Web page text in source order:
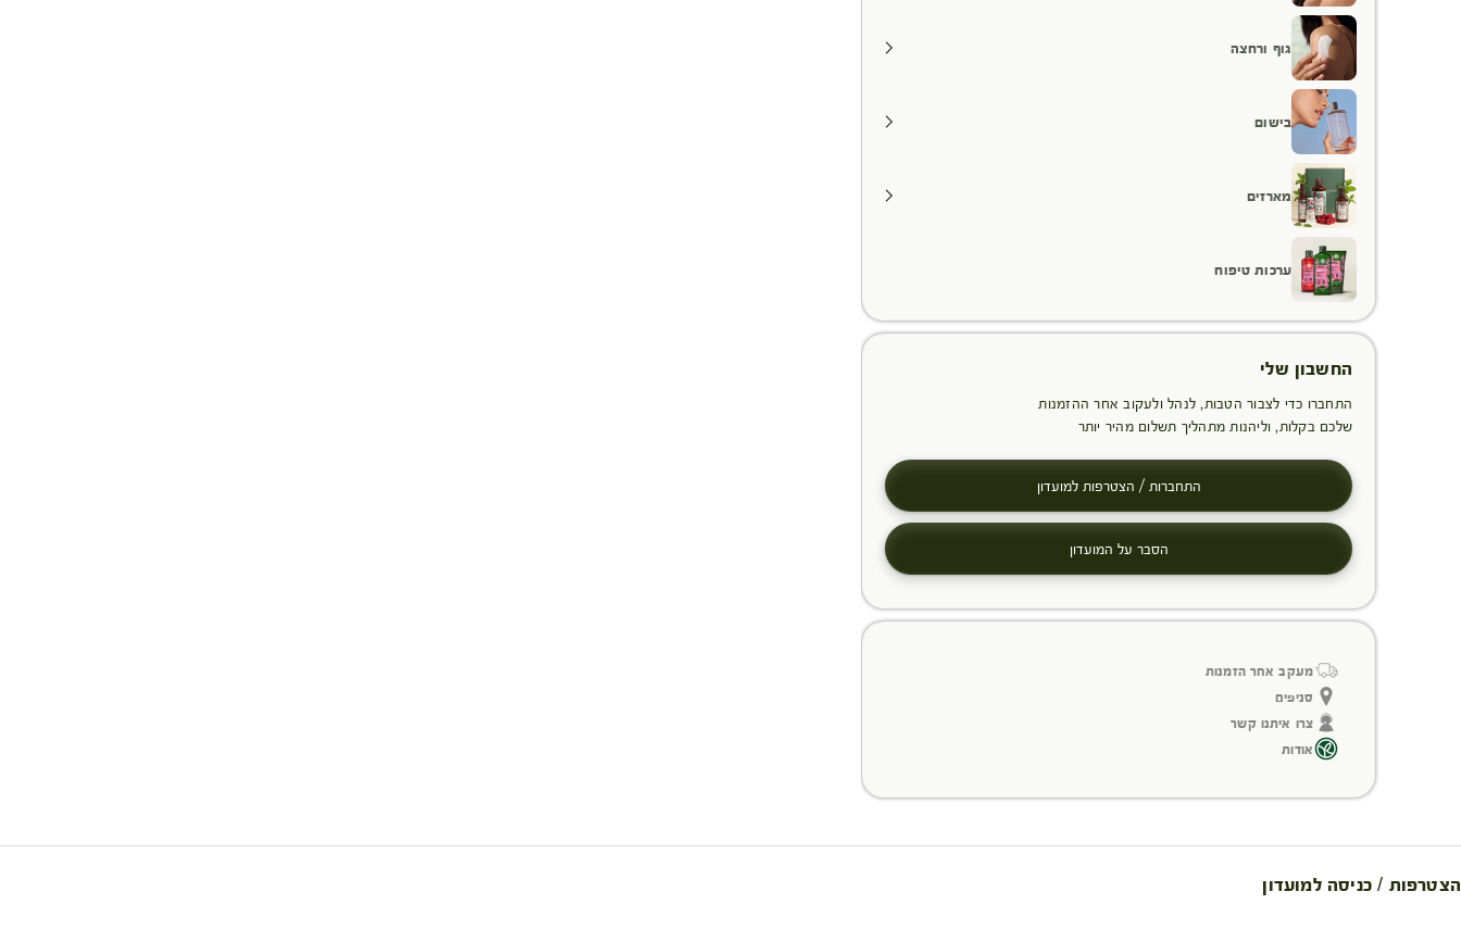
גוף ורחצה
בישום
מארזים
ערכות טיפוח
החשבון שלי
התחברו כדי לצבור הטבות, לנהל ולעקוב אחר ההזמנות
שלכם בקלות, וליהנות מתהליך תשלום מהיר יותר
התחברות / הצטרפות למועדון
הסבר על המועדון
מעקב אחר הזמנות
סניפים
צרו איתנו קשר
אודות
הצטרפות / כניסה למועדון